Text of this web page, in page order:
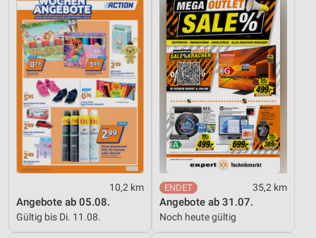
10,2 km
Angebote ab 05.08.
Gültig bis Di. 11.08.
35,2 km
Angebote ab 31.07.
Noch heute gültig